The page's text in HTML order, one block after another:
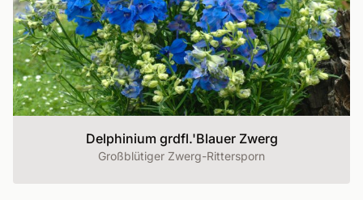
Delphinium grdfl.'Blauer Zwerg
Großblütiger Zwerg-Rittersporn